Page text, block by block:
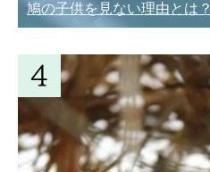
鳩の子供を見ない理由とは？